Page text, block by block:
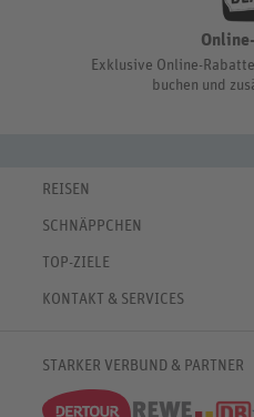
Exklusive Online-
buchen und
REISEN
Eigene Anreise
Städtereisen
Kreuzfahrten
SCHNÄPPCHEN
Online-Deals
Reisemagazin
% Satte Rabatte
TOP-ZIELE
✈ Urlaub in Spanien
✈Urlaub in Griechenland
KONTAKT & SERVICES
Kontaktformular
♥ Merkliste
STARKER VERBUND & PARTNER